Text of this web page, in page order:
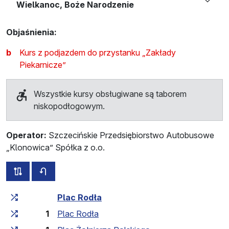
Wielkanoc, Boże Narodzenie
Objaśnienia:
b
Kurs z podjazdem do przystanku „Zakłady
Piekarnicze”
Wszystkie kursy obsługiwane są taborem
niskopodłogowym.
Operator: Szczecińskie Przedsiębiorstwo Autobusowe
„Klonowica” Spółka z o.o.
wszystkie trasy tej linii
Czas przejazdu narastająco
Plac Rodła
1
Plac Rodła